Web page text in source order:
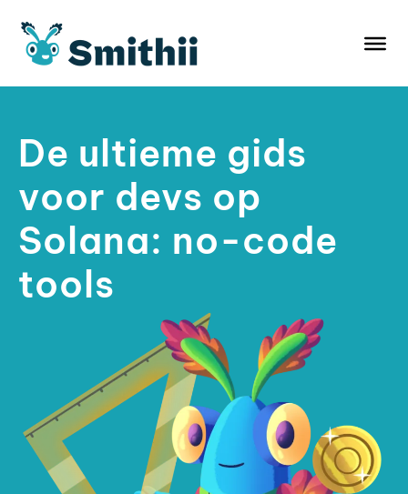
naar
De ultieme gids
voor devs op
Solana: no-code
tools